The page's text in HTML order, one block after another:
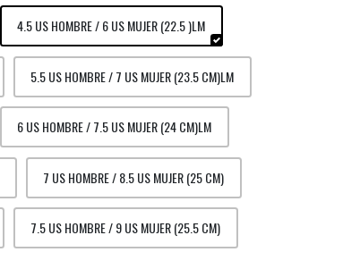
4.5 US HOMBRE / 6 US MUJER (22.5 )LM
5.5 US HOMBRE / 7 US MUJER (23.5 CM)LM
6 US HOMBRE / 7.5 US MUJER (24 CM)LM
7 US HOMBRE / 8.5 US MUJER (25 CM)
7.5 US HOMBRE / 9 US MUJER (25.5 CM)